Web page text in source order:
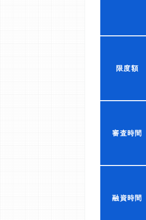
限度額
審査時間
融資時間